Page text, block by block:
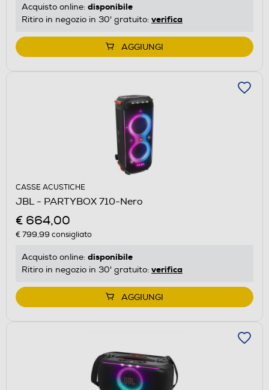
Acquisto online: disponibile
Ritiro in negozio in 30' gratuito: verifica
AGGIUNGI
CASSE ACUSTICHE
JBL - PARTYBOX 710-Nero
€ 664,00
€ 799,99 consigliato
Acquisto online: disponibile
Ritiro in negozio in 30' gratuito: verifica
AGGIUNGI